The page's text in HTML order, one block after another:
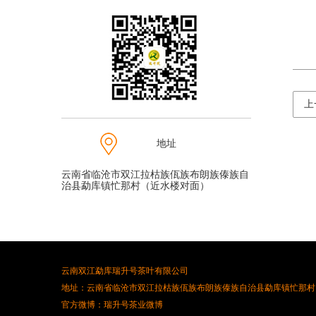
地址
云南省临沧市双江拉枯族佤族布朗族傣族自
治县勐库镇忙那村（近水楼对面）
上
云南双江勐库瑞升号茶叶有限公司
地址：云南省临沧市双江拉枯族佤族布朗族傣族自治县勐库镇忙那村
官方微博：瑞升号茶业微博